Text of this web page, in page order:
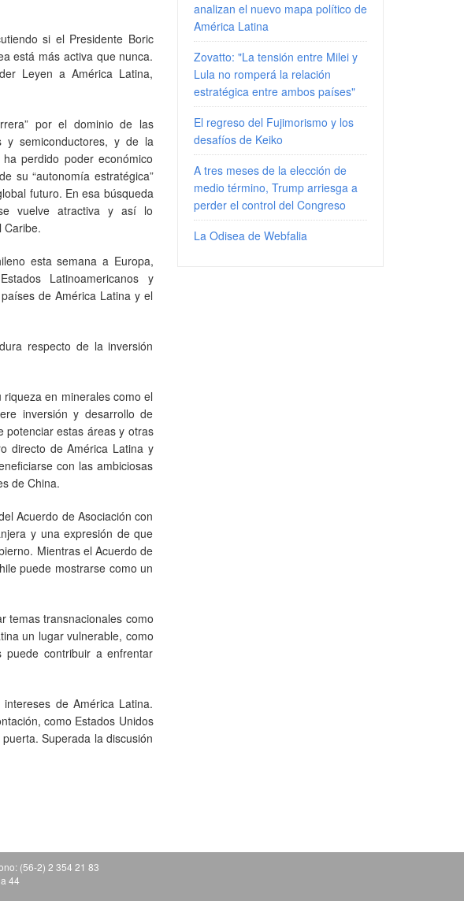
si el Presidente Boric
está más activa que nunca.
Leyen a América Latina,
por el dominio de las
y semiconductores, y de la
perdido poder económico
su “autonomía estratégica”
futuro. En esa búsqueda
vuelve atractiva y así lo
Caribe.
esta semana a Europa,
Latinoamericanos y
de América Latina y el
respecto de la inversión
en minerales como el
inversión y desarrollo de
potenciar estas áreas y otras
directo de América Latina y
con las ambiciosas
de China.
Acuerdo de Asociación con
y una expresión de que
Mientras el Acuerdo de
puede mostrarse como un
temas transnacionales como
un lugar vulnerable, como
contribuir a enfrentar
de América Latina.
como Estados Unidos
Superada la discusión
analizan el nuevo mapa político de
América Latina
Zovatto: "La tensión entre Milei y
Lula no romperá la relación
estratégica entre ambos países"
El regreso del Fujimorismo y los
desafíos de Keiko
A tres meses de la elección de
medio término, Trump arriesga a
perder el control del Congreso
La Odisea de Webfalia
(56-2) 2 354 21 83
44